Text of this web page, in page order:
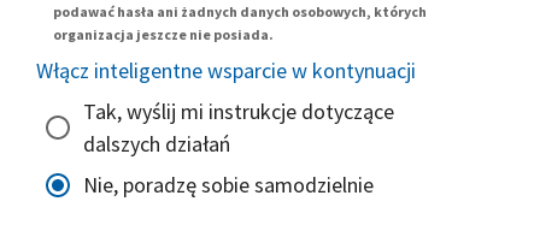
podawać hasła ani żadnych danych osobowych, których
organizacja jeszcze nie posiada.
Włącz inteligentne wsparcie w kontynuacji
Tak, wyślij mi instrukcje dotyczące
dalszych działań
Nie, poradzę sobie samodzielnie